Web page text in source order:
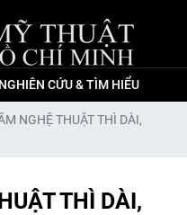
NGHIÊN CỨU & TÌM HIỂU
NGHỆ THUẬT THÌ DÀI,
THÌ DÀI,